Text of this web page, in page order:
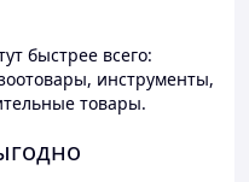
быстрее всего:
инструменты,
товары.